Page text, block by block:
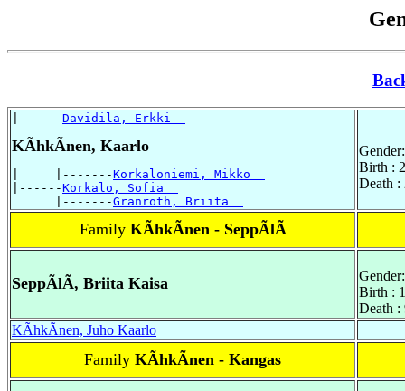
|------Davidila, Erkki
KÃhkÃnen, Kaarlo
|     |-------Korkaloniemi, Mikko
|------Korkalo, Sofia
      |-------
Granroth, Briita
Birth :
Death :
Family KÃhkÃnen - SeppÃlÃ
SeppÃlÃ, Briita Kaisa
Birth :
Death :
KÃhkÃnen, Juho Kaarlo
Family KÃhkÃnen - Kangas